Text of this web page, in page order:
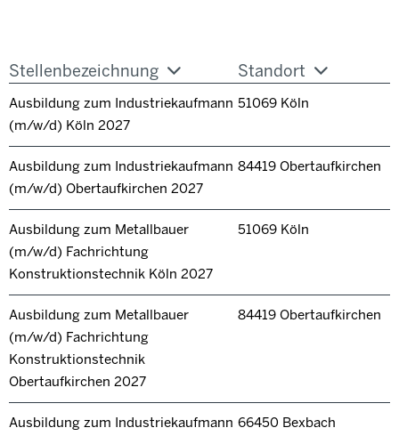
Stellenbezeichnung Standort
Ausbildung zum Industriekaufmann
(m/w/d) Köln 2027
51069 Köln
Ausbildung zum Industriekaufmann
(m/w/d) Obertaufkirchen 2027
84419 Obertaufkirchen
Ausbildung zum Metallbauer
(m/w/d) Fachrichtung
Konstruktionstechnik Köln 2027
51069 Köln
Ausbildung zum Metallbauer
(m/w/d) Fachrichtung
Konstruktionstechnik
Obertaufkirchen 2027
84419 Obertaufkirchen
Ausbildung zum Industriekaufmann 66450 Bexbach